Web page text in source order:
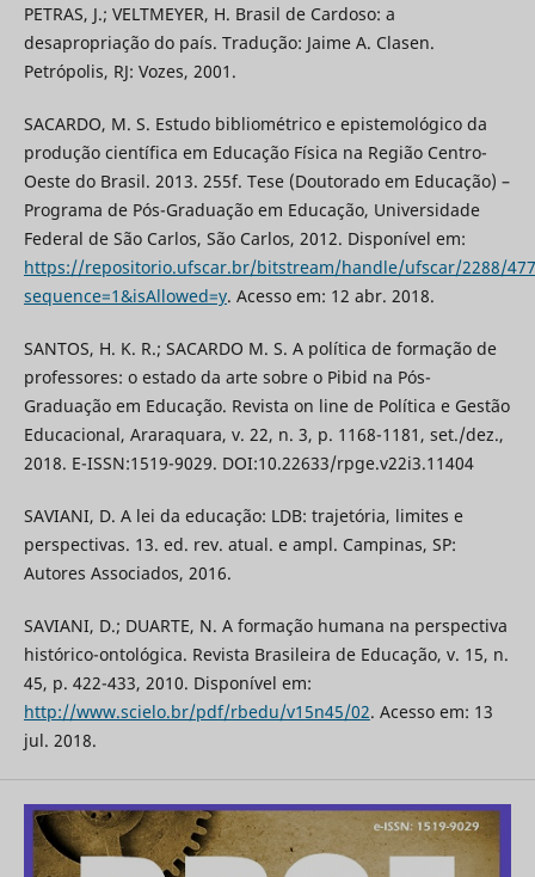
PETRAS, J.; VELTMEYER, H. Brasil de Cardoso: a
desapropriação do país. Tradução: Jaime A. Clasen.
Petrópolis, RJ: Vozes, 2001.
SACARDO, M. S. Estudo bibliométrico e epistemológico da
produção científica em Educação Física na Região Centro-
Oeste do Brasil. 2013. 255f. Tese (Doutorado em Educação) –
Programa de Pós-Graduação em Educação, Universidade
Federal de São Carlos, São Carlos, 2012. Disponível em:
https://repositorio.ufscar.br/bitstream/handle/ufscar/2288/
sequence=1&isAllowed=y. Acesso em: 12 abr. 2018.
SANTOS, H. K. R.; SACARDO M. S. A política de formação de
professores: o estado da arte sobre o Pibid na Pós-
Graduação em Educação. Revista on line de Política e Gestão
Educacional, Araraquara, v. 22, n. 3, p. 1168-1181, set./dez.,
2018. E-ISSN:1519-9029. DOI:10.22633/rpge.v22i3.11404
SAVIANI, D. A lei da educação: LDB: trajetória, limites e
perspectivas. 13. ed. rev. atual. e ampl. Campinas, SP:
Autores Associados, 2016.
SAVIANI, D.; DUARTE, N. A formação humana na perspectiva
histórico-ontológica. Revista Brasileira de Educação, v. 15, n.
45, p. 422-433, 2010. Disponível em:
http://www.scielo.br/pdf/rbedu/v15n45/02. Acesso em: 13
jul. 2018.